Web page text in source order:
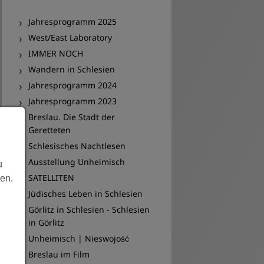
Jahresprogramm 2025
West/East Laboratory
IMMER NOCH
Wandern in Schlesien
Jahresprogramm 2024
Jahresprogramm 2023
Breslau. Die Stadt der
Geretteten
Schlesisches Nachtlesen
Ausstellung Unheimisch
SATELLITEN
Jüdisches Leben in Schlesien
Görlitz in Schlesien - Schlesien
in Görlitz
Unheimisch | Nieswojość
Breslau im Film